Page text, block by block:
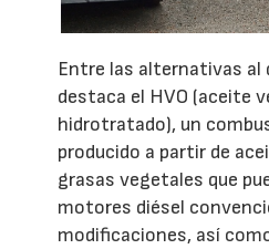
Entre las alternativas al
destaca el HVO (aceite
hidrotratado), un
producido a partir de
grasas vegetales que
motores diésel
modificaciones, así